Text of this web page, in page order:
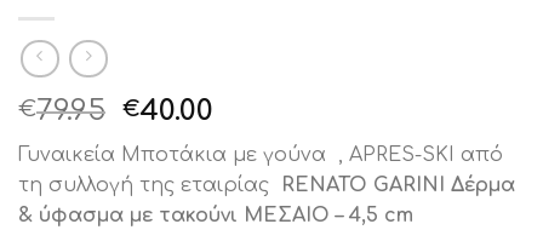
€79.95 Original
price
was:
€79.95.
€40.00
τρέχουσα
τιμή
είναι:
€40.00.
Γυναικεία Μποτάκια με γούνα , APRES-SKI από
τη συλλογή της εταιρίας
RENATO GARINI Δέρμα
& ύφασμα με τακούνι ΜΕΣΑΙΟ – 4,5 cm